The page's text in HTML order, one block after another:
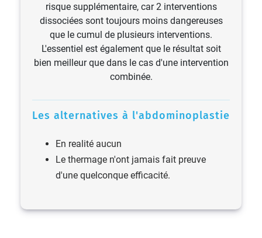
risque supplémentaire, car 2 interventions
dissociées sont toujours moins dangereuses
que le cumul de plusieurs interventions.
L'essentiel est également que le résultat soit
bien meilleur que dans le cas d'une intervention
combinée.
Les alternatives à l'abdominoplastie
En realité aucun
Le thermage n'ont jamais fait preuve
d'une quelconque efficacité.